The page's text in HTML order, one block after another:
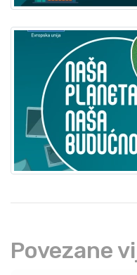
Povezane